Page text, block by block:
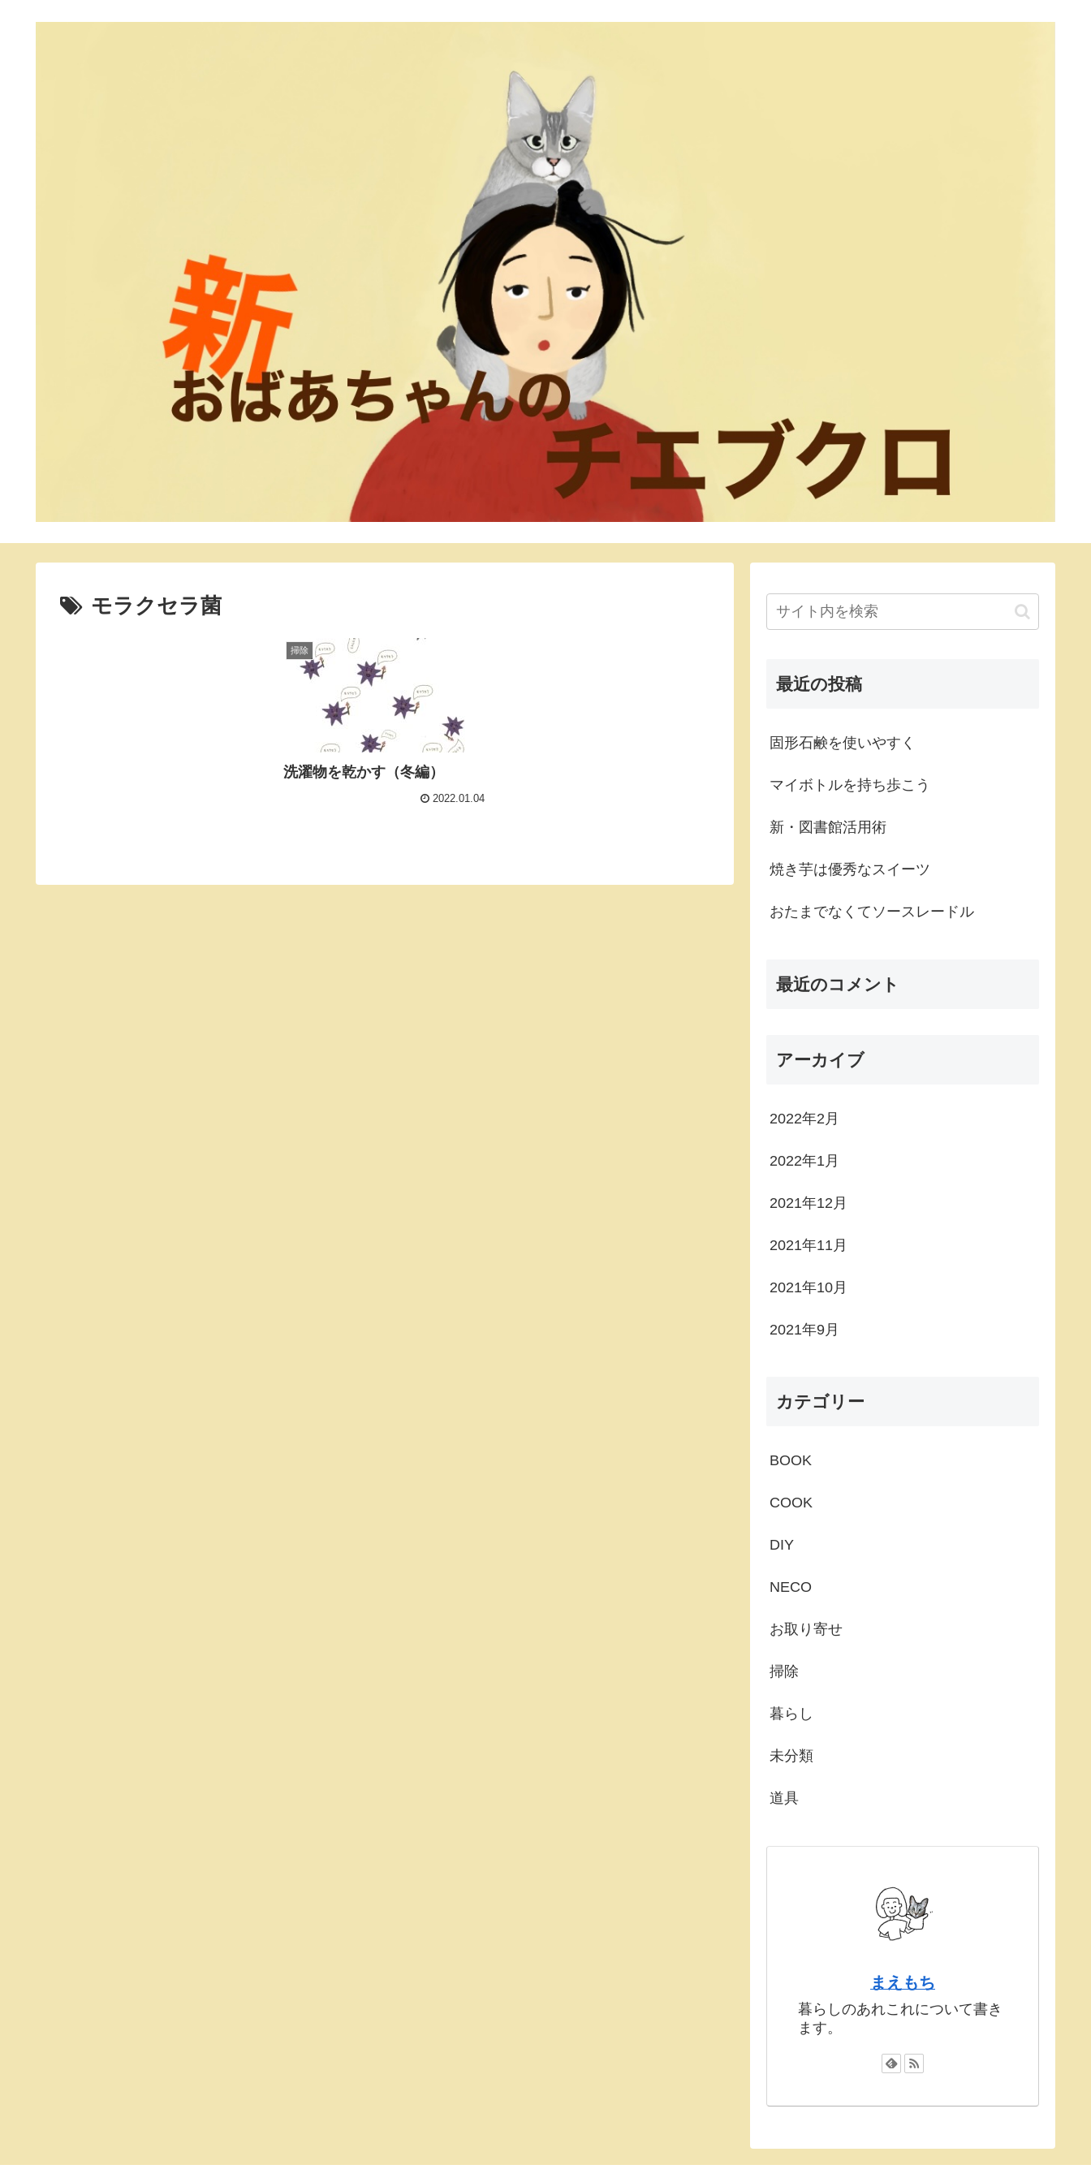
モラクセラ菌
掃除
洗濯物を乾かす（冬編）
2022.01.04
最近の投稿
固形石鹸を使いやすく
マイボトルを持ち歩こう
新・図書館活用術
焼き芋は優秀なスイーツ
おたまでなくてソースレードル
最近のコメント
アーカイブ
2022年2月
2022年1月
2021年12月
2021年11月
2021年10月
2021年9月
カテゴリー
BOOK
COOK
DIY
NECO
お取り寄せ
掃除
暮らし
未分類
道具
まえもち
暮らしのあれこれについて書き
ます。